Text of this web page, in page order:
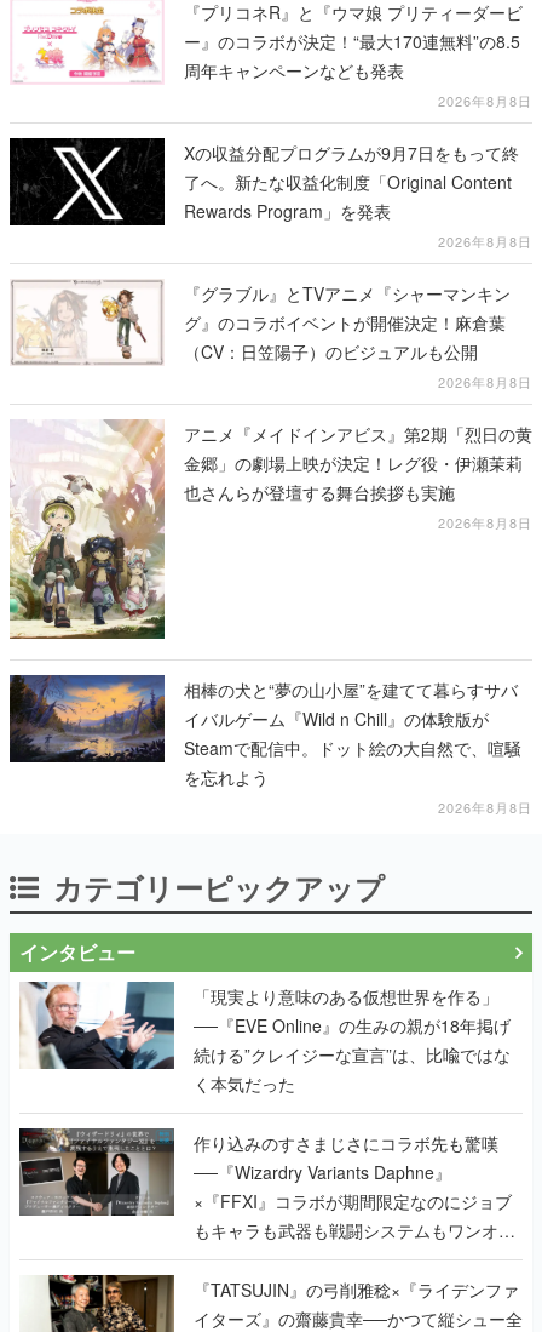
『プリコネR』と『ウマ娘 プリティーダービ
ー』のコラボが決定！“最大170連無料”の8.5
周年キャンペーンなども発表
2026年8月8日
Xの収益分配プログラムが9月7日をもって終
了へ。新たな収益化制度「Original Content
Rewards Program」を発表
2026年8月8日
『グラブル』とTVアニメ『シャーマンキン
グ』のコラボイベントが開催決定！麻倉葉
（CV：日笠陽子）のビジュアルも公開
2026年8月8日
アニメ『メイドインアビス』第2期「烈日の黄
金郷」の劇場上映が決定！レグ役・伊瀬茉莉
也さんらが登壇する舞台挨拶も実施
2026年8月8日
相棒の犬と“夢の山小屋”を建てて暮らすサバ
イバルゲーム『Wild n Chill』の体験版が
Steamで配信中。ドット絵の大自然で、喧騒
を忘れよう
2026年8月8日
カテゴリーピックアップ
インタビュー
「現実より意味のある仮想世界を作る」
──『EVE Online』の生みの親が18年掲げ
続ける”クレイジーな宣言”は、比喩ではな
く本気だった
作り込みのすさまじさにコラボ先も驚嘆
──『Wizardry Variants Daphne』
×『FFXI』コラボが期間限定なのにジョブ
もキャラも武器も戦闘システムもワンオフ
で作り込まれた理由を両ディレクターに聞
く
『TATSUJIN』の弓削雅稔×『ライデンファ
イターズ』の齋藤貴幸──かつて縦シュー全